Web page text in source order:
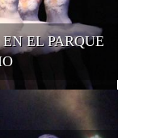
EL PARQUE